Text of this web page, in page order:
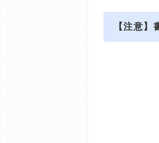
【注意】